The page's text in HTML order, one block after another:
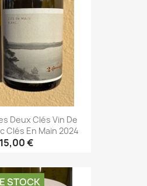
Deux Clés Vin De
Clés En Main 2024
15,00 €
STOCK